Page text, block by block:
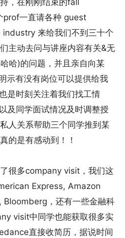
，在刚刚结束的fall
prof一直请各种 guest
来给我们不到三十个
主动去问与讲座内容有关&无
哈)的问题，并且亲自向某
示有没有岗位可以提供给我
是时刻关注着我们找工情
及同学面试情况及时调整授
人关系帮助三个同学推到某
的是有感动到！！
很多company visit，我们这
Express, Amazon
，还有一些金融科
visit中同学也能获取很多实
直接收简历，据说时间